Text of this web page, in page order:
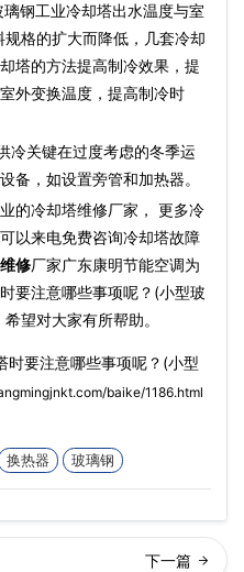
钢工业冷却塔出水温度与室
格的扩大而降低，几套冷却
塔的方法提高制冷效果，提
外变换温度，提高制冷时
关键在过度考虑的冬季运
备，如设置旁管和加热器。
的冷却塔维修厂家， 更多冷
以来电免费咨询冷却塔故障
修厂家广东康明节能空调为
要注意哪些事项呢？(小型玻
望对大家有所帮助。
时要注意哪些事项呢？(小型
baike/1186.html
换热器 玻璃钢